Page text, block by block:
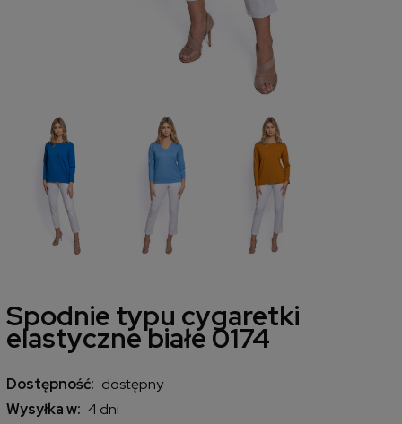
Spodnie typu cygaretki
elastyczne białe 0174
Dostępność: dostępny
Wysyłka w: 4 dni